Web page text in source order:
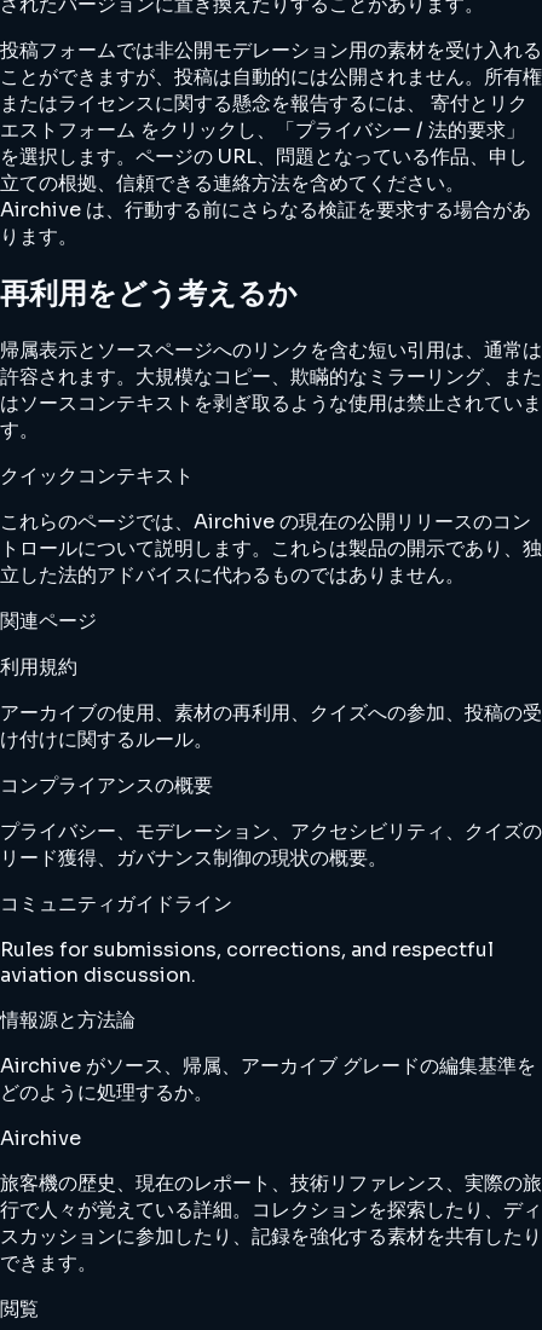
投稿フォームでは非公開モデレーション用の素材を受け入れる
ことができますが、投稿は自動的には公開されません。所有権
またはライセンスに関する懸念を報告するには、
寄付とリク
エストフォーム をクリックし、「プライバシー / 法的要求」
を選択します。ページの URL、問題となっている作品、申し
立ての根拠、信頼できる連絡方法を含めてください。
Airchive は、行動する前にさらなる検証を要求する場合があ
ります。
再利用をどう考えるか
帰属表示とソースページへのリンクを含む短い引用は、通常は
許容されます。大規模なコピー、欺瞞的なミラーリング、また
はソースコンテキストを剥ぎ取るような使用は禁止されていま
す。
クイックコンテキスト
これらのページでは、Airchive の現在の公開リリースのコン
トロールについて説明します。これらは製品の開示であり、独
立した法的アドバイスに代わるものではありません。
関連ページ
利用規約
アーカイブの使用、素材の再利用、クイズへの参加、投稿の受
け付けに関するルール。
コンプライアンスの概要
プライバシー、モデレーション、アクセシビリティ、クイズの
リード獲得、ガバナンス制御の現状の概要。
コミュニティガイドライン
Rules for submissions, corrections, and respectful
aviation discussion.
情報源と方法論
Airchive がソース、帰属、アーカイブ グレードの編集基準を
どのように処理するか。
Airchive
旅客機の歴史、現在のレポート、技術リファレンス、実際の旅
行で人々が覚えている詳細。コレクションを探索したり、ディ
スカッションに参加したり、記録を強化する素材を共有したり
できます。
閲覧